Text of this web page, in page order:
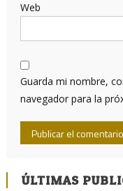
Web
Guarda mi nombre,
navegador para la
ÚLTIMAS